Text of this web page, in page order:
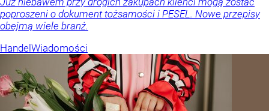
poproszeni o dokument tożsamości i PESEL. Nowe przepisy
obejmą wiele branż.
Handel Wiadomości